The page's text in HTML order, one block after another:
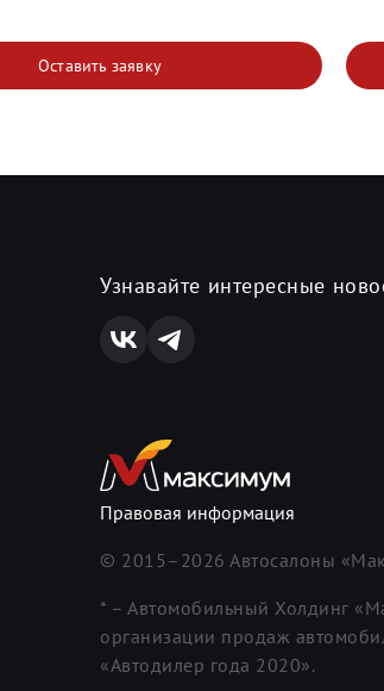
Оставить заявку
Узнавайте интересные
Правовая информация
© 2015– 2026 Автосалоны
* – Автомобильный Холдинг
организации продаж
«Автодилер года 2020».